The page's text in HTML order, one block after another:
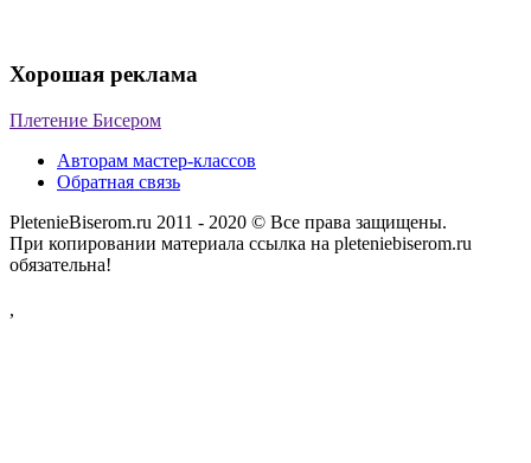
Хорошая реклама
Плетение Бисером
Авторам мастер-классов
Обратная связь
PletenieBiserom.ru 2011 - 2020 © Все права защищены.
При копировании материала ссылка на pleteniebiserom.ru
обязательна!
,